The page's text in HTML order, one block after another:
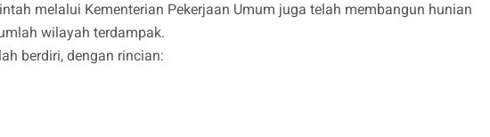
melalui Kementerian Pekerjaan Umum juga telah membangun hunian
wilayah terdampak.
berdiri, dengan rincian: